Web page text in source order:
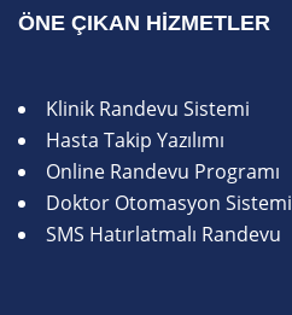
ÖNE ÇIKAN HIZMETLER
Klinik Randevu Sistemi
Hasta Takip Yazılımı
Online Randevu Programı
Doktor Otomasyon Sistemi
SMS Hatırlatmalı Randevu